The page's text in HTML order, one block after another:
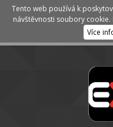
Kategorie
Tento web používá k
návštěvnosti soubory
Více